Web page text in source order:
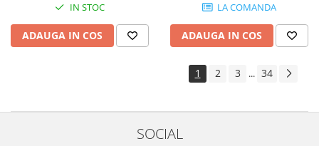
IN STOC
ADAUGA IN COS
LA COMANDA
ADAUGA IN COS
1 2 3 ... 34
SOCIAL